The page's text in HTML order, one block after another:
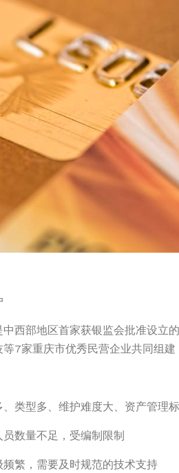
西部地区首家获银监会批准设立
7家重庆市优秀民营企业共同组
类型多、维护难度大、资产管理
数量不足，受编制限制
频繁，需要及时规范的技术支持